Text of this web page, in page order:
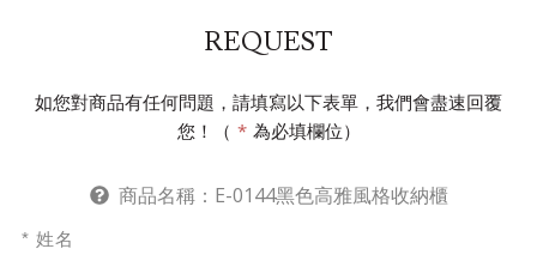
REQUEST
如您對商品有任何問題，請填寫以下表單，我們會盡速回覆
您！（ * 為必填欄位）
商品名稱： E-0144黑色高雅風格收納櫃